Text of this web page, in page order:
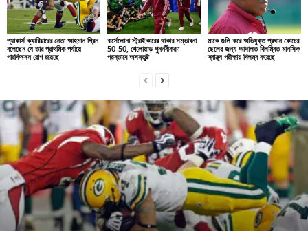
প্যাকার্স ক্যারিয়ারের নেতা আহমান গ্রিন
বলেছেন যে তার প্রাথমিক পর্যায়ে
পারকিনসন রোগ রয়েছে
বার্সেলোনা স্ট্রাইকারের থাকার সম্ভাবনা
50-50, খেলোয়াড় পুনর্নবীকরণ
প্রস্তাবে অসন্তুষ্ট
মাকে গুলি করে অভিযুক্ত প্রধান কোচের
ছেলের জন্য আদালত বিলম্বিত মানসিক
স্বাস্থ্য পরীক্ষায় বিলম্ব করেছে